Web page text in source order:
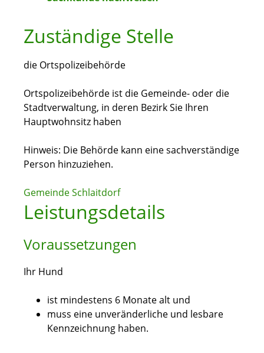
Zuständige Stelle
die Ortspolizeibehörde
Ortspolizeibehörde ist die Gemeinde- oder die
Stadtverwaltung, in deren Bezirk Sie Ihren
Hauptwohnsitz haben
Hinweis: Die Behörde kann eine sachverständige
Person hinzuziehen.
Gemeinde Schlaitdorf
Leistungsdetails
Voraussetzungen
Ihr Hund
ist mindestens 6 Monate alt und
muss eine unveränderliche und lesbare
Kennzeichnung haben.